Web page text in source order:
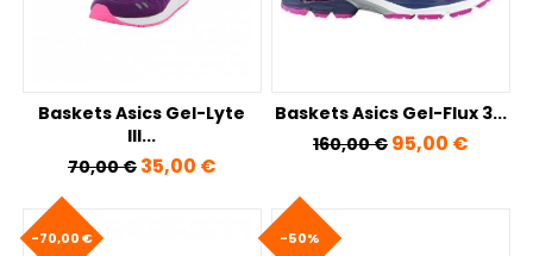
Baskets Asics Gel-Lyte
III...
Prix de base
70,00 € Prix
35,00 €
Baskets Asics Gel-Flux 3...
Prix de base
160,00 € Prix
95,00 €
-70,00 € -50%